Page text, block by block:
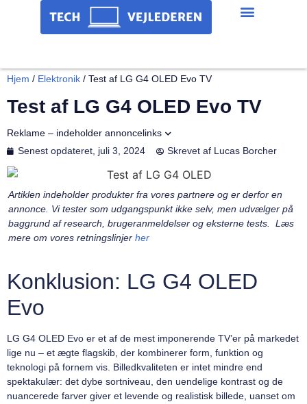
Hjem / Elektronik / Test af LG G4 OLED Evo TV
Test af LG G4 OLED Evo TV
Senest opdateret, juli 3, 2024 Skrevet af Lucas Borcher
Reklame – indeholder annoncelinks
Artiklen indeholder produkter fra vores partnere og er derfor en
annonce. Vi tester som udgangspunkt ikke selv, men udvælger på
baggrund af research, brugeranmeldelser og eksterne tests. Læs
mere om vores retningslinjer her
Konklusion: LG G4 OLED
Evo
LG G4 OLED Evo er et af de mest imponerende TV’er på markedet
lige nu – et ægte flagskib, der kombinerer form, funktion og
teknologi på fornem vis. Billedkvaliteten er intet mindre end
spektakulær: det dybe sortniveau, den uendelige kontrast og de
nuancerede farver giver et levende og realistisk billede, uanset om